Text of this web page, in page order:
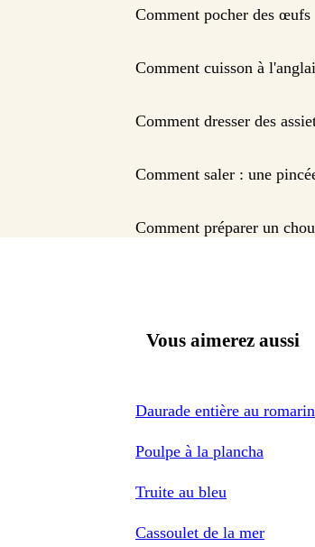
Comment pocher des œufs
Comment cuisson à
Comment dresser des
Comment saler : une
Comment préparer un
Vous aimerez aussi
Daurade entière au romarin
Poulpe à la plancha
Truite au bleu
Cassoulet de la mer